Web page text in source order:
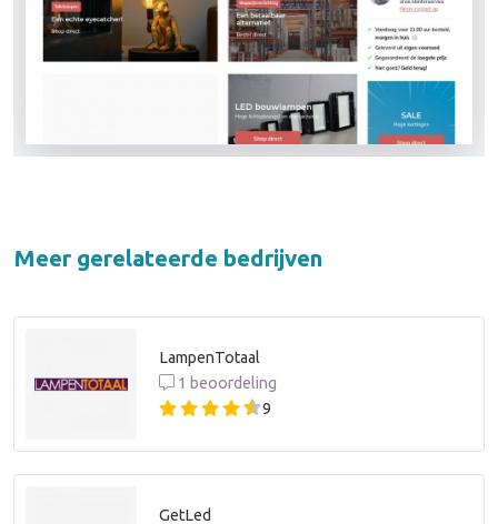
Meer gerelateerde bedrijven
LampenTotaal
1 beoordeling
9
GetLed